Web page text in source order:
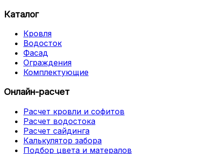
Каталог
Кровля
Водосток
Фасад
Ограждения
Комплектующие
Онлайн-расчет
Расчет кровли и софитов
Расчет водостока
Расчет сайдинга
Калькулятор забора
Подбор цвета и матералов